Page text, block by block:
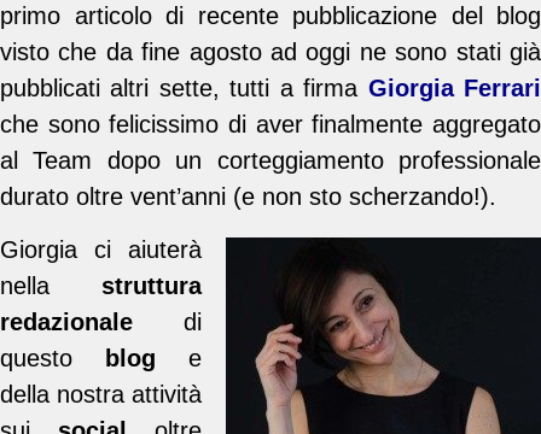
primo articolo di recente pubblicazione del blog
visto che da fine agosto ad oggi ne sono stati già
pubblicati altri sette, tutti a firma Giorgia Ferrari
che sono felicissimo di aver finalmente aggregato
al Team dopo un corteggiamento professionale
durato oltre vent’anni (e non sto scherzando!).
Giorgia ci aiuterà
nella struttura
redazionale di
questo
blog e
della nostra attività